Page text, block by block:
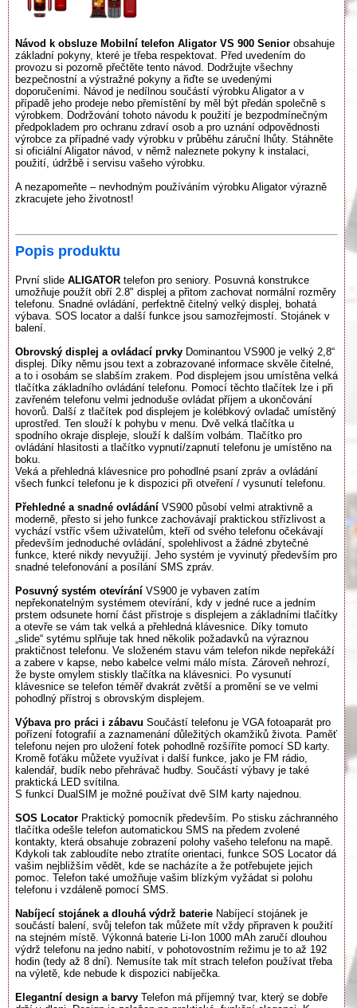
Návod k obsluze Mobilní telefon Aligator VS 900 Senior obsahuje
základní pokyny, které je třeba respektovat. Před uvedením do
provozu si pozorně přečtěte tento návod. Dodržujte všechny
bezpečnostní a výstražné pokyny a řiďte se uvedenými
doporučeními. Návod je nedílnou součástí výrobku Aligator a v
případě jeho prodeje nebo přemístění by měl být předán společně s
výrobkem. Dodržování tohoto návodu k použití je bezpodmínečným
předpokladem pro ochranu zdraví osob a pro uznání odpovědnosti
výrobce za případné vady výrobku v průběhu záruční lhůty. Stáhněte
si oficiální Aligator návod, v němž naleznete pokyny k instalaci,
použití, údržbě i servisu vašeho výrobku.
A nezapomeňte – nevhodným používáním výrobku Aligator výrazně
zkracujete jeho životnost!
Popis produktu
První slide ALIGATOR telefon pro seniory. Posuvná konstrukce
umožňuje použít obří 2.8" displej a přitom zachovat normální rozměry
telefonu. Snadné ovládání, perfektně čitelný velký displej, bohatá
výbava. SOS locator a další funkce jsou samozřejmostí. Stojánek v
balení.
Obrovský displej a ovládací prvky Dominantou VS900 je velký 2,8“
displej. Díky němu jsou text a zobrazované informace skvěle čitelné,
a to i osobám se slabším zrakem. Pod displejem jsou umístěna velká
tlačítka základního ovládání telefonu. Pomocí těchto tlačítek lze i při
zavřeném telefonu velmi jednoduše ovládat příjem a ukončování
hovorů. Další z tlačítek pod displejem je kolébkový ovladač umístěný
uprostřed. Ten slouží k pohybu v menu. Dvě velká tlačítka u
spodního okraje displeje, slouží k dalším volbám. Tlačítko pro
ovládání hlasitosti a tlačítko vypnutí/zapnutí telefonu je umístěno na
boku.
Veká a přehledná klávesnice pro pohodlné psaní zpráv a ovládání
všech funkcí telefonu je k dispozici při otveření / vysunutí telefonu.
Přehledné a snadné ovládání VS900 působí velmi atraktivně a
moderně, přesto si jeho funkce zachovávají praktickou střízlivost a
vychází vstříc všem uživatelům, kteří od svého telefonu očekávají
především jednoduché ovládání, spolehlivost a žádné zbytečné
funkce, které nikdy nevyužijí. Jeho systém je vyvinutý především pro
snadné telefonování a posílání SMS zpráv.
Posuvný systém otevírání VS900 je vybaven zatím
nepřekonatelným systémem otevírání, kdy v jedné ruce a jedním
prstem odsunete horní část přístroje s displejem a základními tlačítky
a otevře se vám tak velká a přehledná klávesnice. Díky tomuto
„slide“ sytému splňuje tak hned několik požadavků na výraznou
praktičnost telefonu. Ve složeném stavu vám telefon nikde nepřekáží
a zabere v kapse, nebo kabelce velmi málo místa. Zároveň nehrozí,
že byste omylem stiskly tlačítka na klávesnici. Po vysunutí
klávesnice se telefon téměř dvakrát zvětší a promění se ve velmi
pohodlný přístroj s obrovským displejem.
Výbava pro práci i zábavu Součástí telefonu je VGA fotoaparát pro
pořízení fotografií a zaznamenání důležitých okamžiků života. Paměť
telefonu nejen pro uložení fotek pohodlně rozšíříte pomocí SD karty.
Kromě foťáku můžete využívat i další funkce, jako je FM rádio,
kalendář, budík nebo přehrávač hudby. Součástí výbavy je také
praktická LED svítilna.
S funkcí DualSIM je možné používat dvě SIM karty najednou.
SOS Locator Praktický pomocník především. Po stisku záchranného
tlačítka odešle telefon automatickou SMS na předem zvolené
kontakty, která obsahuje zobrazení polohy vašeho telefonu na mapě.
Kdykoli tak zabloudíte nebo ztratíte orientaci, funkce SOS Locator dá
vašim nejbližším vědět, kde se nacházíte a že potřebujete jejich
pomoc. Telefon také umožňuje vašim blízkým vyžádat si polohu
telefonu i vzdáleně pomocí SMS.
Nabíjecí stojánek a dlouhá výdrž baterie Nabíjecí stojánek je
součástí balení, svůj telefon tak můžete mít vždy připraven k použití
na stejném místě. Výkonná baterie Li-Ion 1000 mAh zaručí dlouhou
výdrž telefonu na jedno nabití, v pohotovostním režimu je to až 192
hodin (tedy až 8 dní). Nemusíte tak mít strach telefon používat třeba
na výletě, kde nebude k dispozici nabíječka.
Elegantní design a barvy Telefon má příjemný tvar, který se dobře